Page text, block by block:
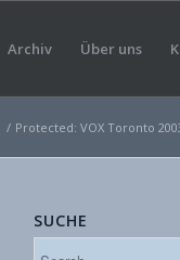
Archiv Über uns
/ Protected: VOX Toronto
SUCHE